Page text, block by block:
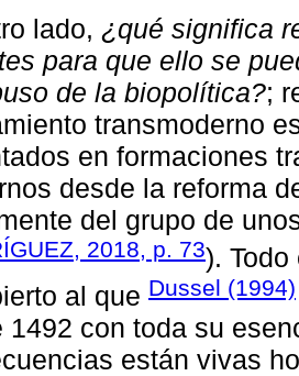
lado, ¿qué significa
para que ello se
de la biopolítica?;
transmoderno
en formaciones
desde la reforma
del grupo de
2018, p. 73).
al que Dussel (1994)
1492 con toda su
están vivas